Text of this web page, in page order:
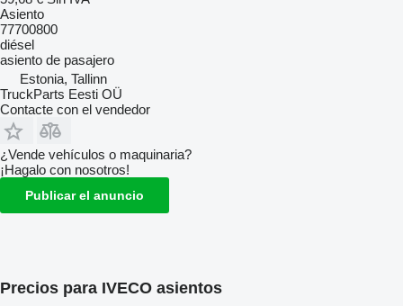
Asiento
77700800
diésel
asiento de pasajero
Estonia, Tallinn
TruckParts Eesti OÜ
Contacte con el vendedor
¿Vende vehículos o maquinaria?
¡Hagalo con nosotros!
Publicar el anuncio
Precios para IVECO asientos